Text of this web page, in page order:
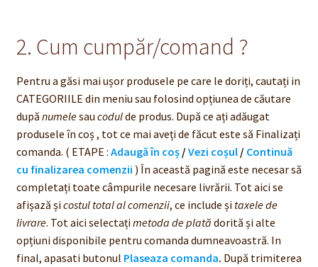
Termeni si conditii
2. Cum cumpăr/comand ?
Pentru a găsi mai ușor produsele pe care le doriți, cautați in
CATEGORIILE din meniu sau folosind opțiunea de căutare
după numelesau codulde produs. După ce ați adăugat
produsele în coș , tot ce mai aveți de făcut este să Finalizați
comanda. ( ETAPE : Adaugă în coș / Vezi coșul / Continuă
cu finalizarea comenzii ) În această pagină este necesar să
completați toate câmpurile necesare livrării. Tot aici se
afișază șicostul total al comenzii, ce include și taxele de
livrare. Tot aici selectațimetoda de plată dorită și alte
opțiuni disponibile pentru comanda dumneavoastră. In
final, apasati butonul Plaseaza comanda. După trimiterea